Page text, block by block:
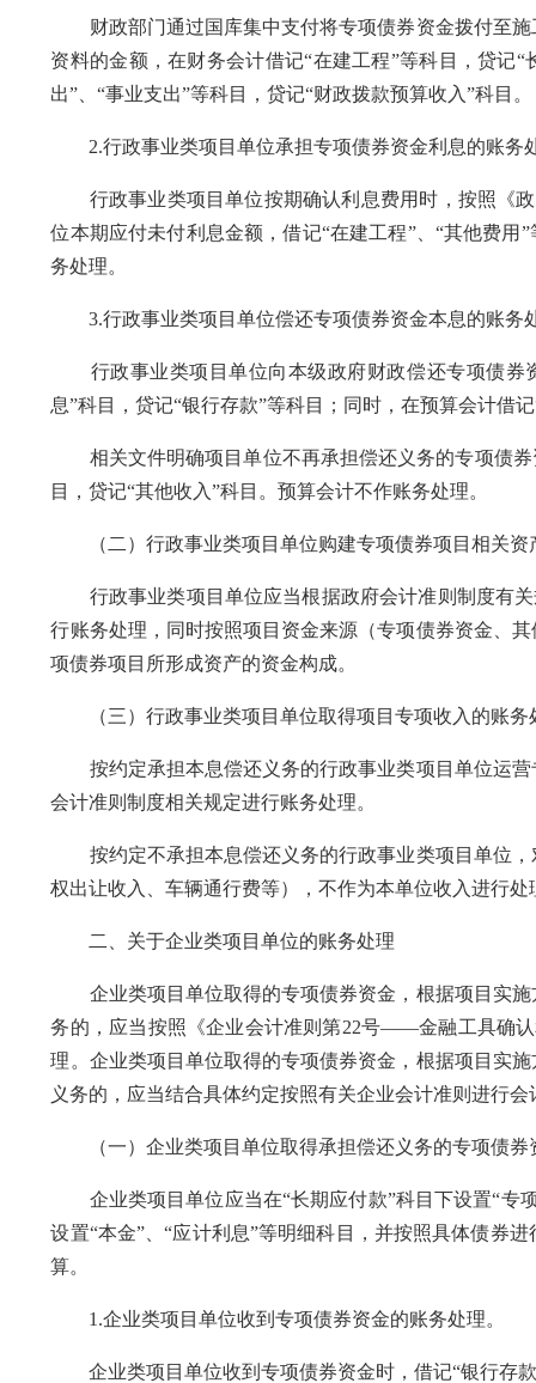
财政部门通过国库集中支付将专项债券资金拨付至施
资料的金额，在财务会计借记“在建工程”等科目，贷
出”、“事业支出”等科目，贷记“财政拨款预算收入”科目
2.行政事业类项目单位承担专项债券资金利息的账务
行政事业类项目单位按期确认利息费用时，按照《
位本期应付未付利息金额，借记“在建工程”、“其他费
务处理。
3.行政事业类项目单位偿还专项债券资金本息的账务
行政事业类项目单位向本级政府财政偿还专项债
息”科目，贷记“银行存款”等科目；同时，在预算会计借
相关文件明确项目单位不再承担偿还义务的专项债
目，贷记“其他收入”科目。预算会计不作账务处理。
（二）行政事业类项目单位购建专项债券项目相关资
行政事业类项目单位应当根据政府会计准则制度有关
行账务处理，同时按照项目资金来源（专项债券资金、
项债券项目所形成资产的资金构成。
（三）行政事业类项目单位取得项目专项收入的账务
按约定承担本息偿还义务的行政事业类项目单位运营
会计准则制度相关规定进行账务处理。
按约定不承担本息偿还义务的行政事业类项目单位，
权出让收入、车辆通行费等），不作为本单位收入进行
二、关于企业类项目单位的账务处理
企业类项目单位取得的专项债券资金，根据项目实施
务的，应当按照《企业会计准则第22号——金融工具确
理。企业类项目单位取得的专项债券资金，根据项目实
义务的，应当结合具体约定按照有关企业会计准则进行
（一）企业类项目单位取得承担偿还义务的专项债券
企业类项目单位应当在“长期应付款”科目下设置“专
设置“本金”、“应计利息”等明细科目，并按照具体债券
算。
1.企业类项目单位收到专项债券资金的账务处理。
企业类项目单位收到专项债券资金时，借记“银行存